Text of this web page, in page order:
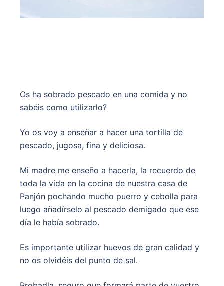
Os ha sobrado pescado en una comida y no
sabéis como utilizarlo?
Yo os voy a enseñar a hacer una tortilla de
pescado, jugosa, fina y deliciosa.
Mi madre me enseño a hacerla, la recuerdo de
toda la vida en la cocina de nuestra casa de
Panjón pochando mucho puerro y cebolla para
luego añadírselo al pescado demigado que ese
día le había sobrado.
Es importante utilizar huevos de gran calidad y
no os olvidéis del punto de sal.